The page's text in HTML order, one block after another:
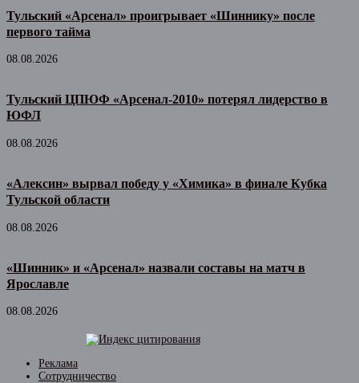
Тульский «Арсенал» проигрывает «Шиннику» после
первого тайма
08.08.2026
Тульский ЦПЮФ «Арсенал-2010» потерял лидерство в
ЮФЛ
08.08.2026
«Алексин» вырвал победу у «Химика» в финале Кубка
Тульской области
08.08.2026
«Шинник» и «Арсенал» назвали составы на матч в
Ярославле
08.08.2026
Реклама
Сотрудничество